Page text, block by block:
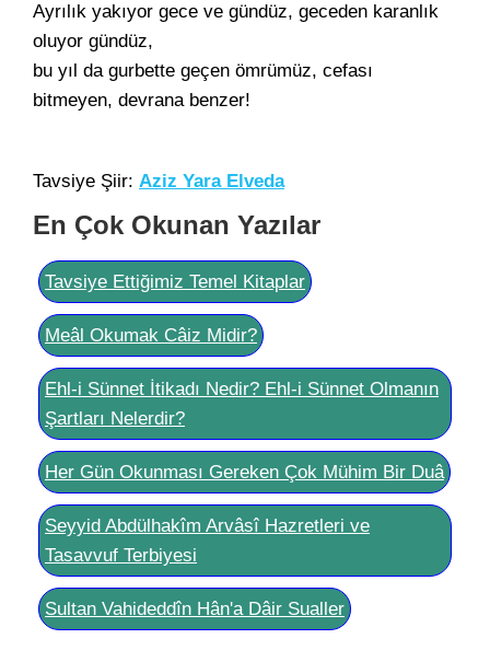
Ayrılık yakıyor gece ve gündüz, geceden karanlık
oluyor gündüz,
bu yıl da gurbette geçen ömrümüz, cefası
bitmeyen, devrana benzer!
Tavsiye Şiir: Aziz Yara Elveda
En Çok Okunan Yazılar
Tavsiye Ettiğimiz Temel Kitaplar
Meâl Okumak Câiz Midir?
Ehl-i Sünnet İtikadı Nedir? Ehl-i Sünnet Olmanın
Şartları Nelerdir?
Her Gün Okunması Gereken Çok Mühim Bir Duâ
Seyyid Abdülhakîm Arvâsî Hazretleri ve
Tasavvuf Terbiyesi
Sultan Vahideddîn Hân'a Dâir Sualler